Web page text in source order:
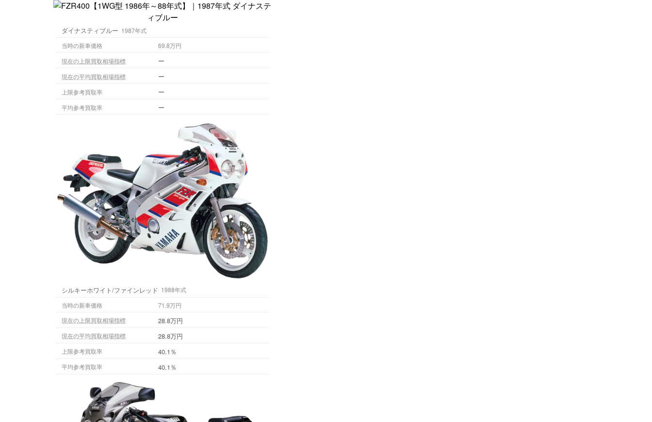
ダイナスティブルー 1987年式
当時の新車価格
69.8万円
現在の上限買取相場指標
ー
現在の平均買取相場指標 ー
上限参考買取率 ー
平均参考買取率 ー
シルキーホワイト/ファインレッド 1988年式
当時の新車価格
71.9万円
現在の上限買取相場指標
28.8万円
現在の平均買取相場指標 28.8万円
上限参考買取率 40.1％
平均参考買取率 40.1％